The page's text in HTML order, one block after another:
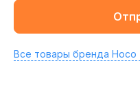
Все товары бренда Hoco